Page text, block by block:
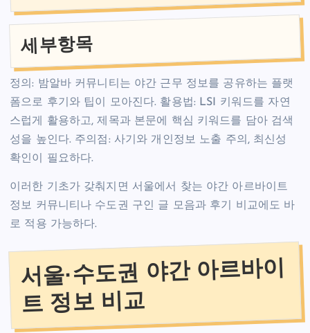
세부항목
정의: 밤알바 커뮤니티는 야간 근무 정보를 공유하는 플랫
폼으로 후기와 팁이 모아진다. 활용법: LSI 키워드를 자연
스럽게 활용하고, 제목과 본문에 핵심 키워드를 담아 검색
성을 높인다. 주의점: 사기와 개인정보 노출 주의, 최신성
확인이 필요하다.
이러한 기초가 갖춰지면 서울에서 찾는 야간 아르바이트
정보 커뮤니티나 수도권 구인 글 모음과 후기 비교에도 바
로 적용 가능하다.
서울·수도권 야간 아르바이
트 정보 비교